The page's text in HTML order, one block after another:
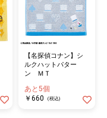
【名探偵コナン】シ
ルクハットパター
ン ＭＴ
あと5個
￥660
(税込)